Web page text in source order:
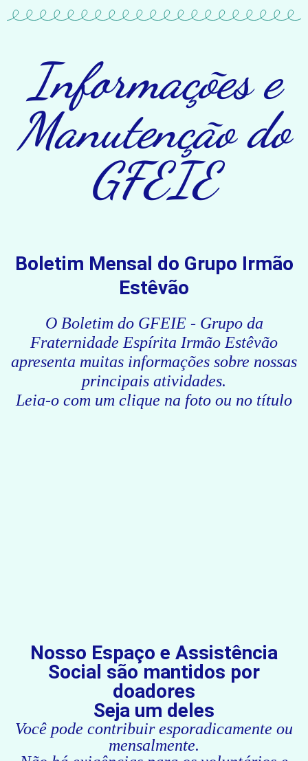
Informações e
Manutenção do
GFEIE
Boletim Mensal do Grupo Irmão
Estêvão
O Boletim do GFEIE - Grupo da
Fraternidade Espírita Irmão Estêvão
apresenta muitas informações sobre nossas
principais atividades.
Leia-o com um clique na foto ou no título
Nosso Espaço e Assistência
Social são mantidos por
doadores
Seja um deles
Você pode contribuir esporadicamente ou
mensalmente.